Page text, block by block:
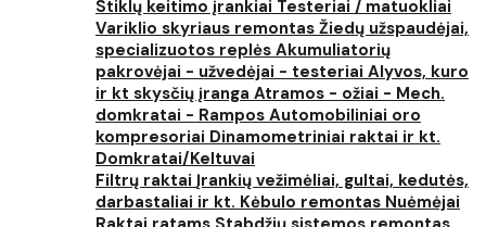
Stiklų keitimo įrankiai Testeriai / matuokliai
Variklio skyriaus remontas Žiedų užspaudėjai,
specializuotos replės Akumuliatorių
pakrovėjai - užvedėjai - testeriai Alyvos, kuro
ir kt skysčių įranga Atramos - ožiai - Mech.
domkratai - Rampos Automobiliniai oro
kompresoriai Dinamometriniai raktai ir kt.
Domkratai/Keltuvai
Filtrų raktai Įrankių vežimėliai, gultai, kedutės,
darbastaliai ir kt. Kėbulo remontas Nuėmėjai